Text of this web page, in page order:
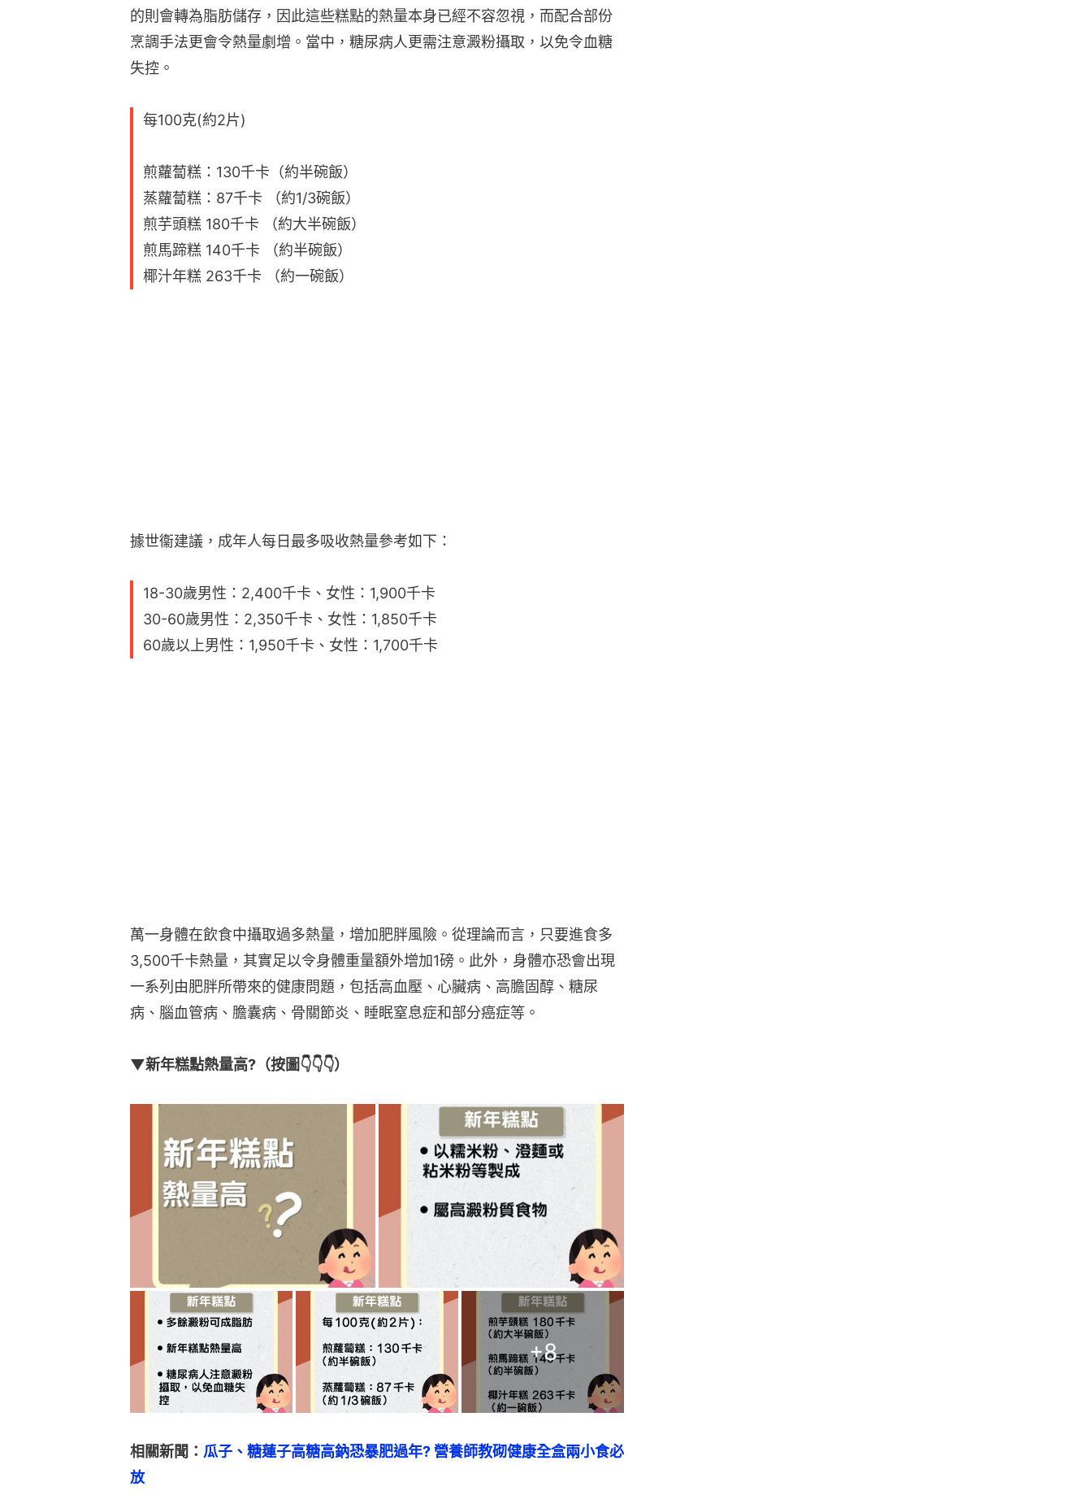
的則會轉為脂肪儲存，因此這些糕點的熱量本身已經不容忽視，而配合部份
烹調手法更會令熱量劇增。當中，糖尿病人更需注意澱粉攝取，以免令血糖
失控。
每100克(約2片)
煎蘿蔔糕：130千卡（約半碗飯）
蒸蘿蔔糕：87千卡 （約1/3碗飯）
煎芋頭糕 180千卡 （約大半碗飯）
煎馬蹄糕 140千卡 （約半碗飯）
椰汁年糕 263千卡 （約一碗飯）
據世衞建議，成年人每日最多吸收熱量參考如下：
18-30歲男性：2,400千卡、女性：1,900千卡
30-60歲男性：2,350千卡、女性：1,850千卡
60歲以上男性：1,950千卡、女性：1,700千卡
萬一身體在飲食中攝取過多熱量，增加肥胖風險。從理論而言，只要進食多
3,500千卡熱量，其實足以令身體重量額外增加1磅。此外，身體亦恐會出現
一系列由肥胖所帶來的健康問題，包括高血壓、心臟病、高膽固醇、糖尿
病、腦血管病、膽囊病、骨關節炎、睡眠窒息症和部分癌症等。
▼新年糕點熱量高?（按圖👇👇👇）
+8
相關新聞： 瓜子、糖蓮子高糖高鈉恐暴肥過年? 營養師教砌健康全盒兩小食必
放